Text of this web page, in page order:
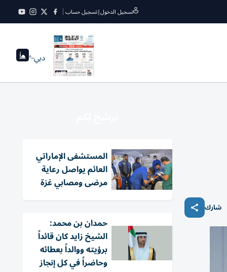
تسجيل الدخول|تسجيل حساب
دبي--°
شارك
المستشفى الإماراتي
العائم يواصل رعاية
مرضى ومصابي غزة
حمدان بن محمد:
الشيخ زايد كان قائداً
برؤيته ووالداً بعطائه
وحاضراً في كل إنجاز